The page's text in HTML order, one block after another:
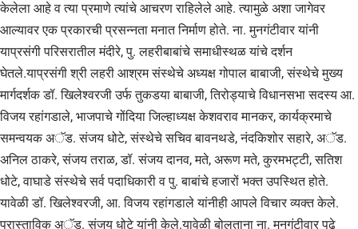
केलेला आहे व त्‍या प्रमाणे त्‍यांचे आचरण राहिलेले आहे. त्‍यामुळे अशा जागेवर
आल्‍यावर एक प्रकारची प्रसन्‍नता मनात निर्माण होते. ना. मुनगंटीवार यांनी
याप्रसंगी परिसरातील मंदीरे, पु. लहरीबाबांचे समाधीस्‍थळ यांचे दर्शन
घेतले.याप्रसंगी श्री लहरी आश्रम संस्‍थेचे अध्‍यक्ष गोपाल बाबाजी, संस्‍थेचे मुख्‍य
मार्गदर्शक डॉ. खिलेश्‍वरजी उर्फ तुकडया बाबाजी, तिरोड्याचे विधानसभा सदस्‍य आ.
विजय रहांगडाले, भाजपाचे गोंदिया जिल्‍हाध्‍यक्ष केशवराव मानकर, कार्यक्रमाचे
समन्‍वयक अॅड. संजय धोटे, संस्‍थेचे सचिव बावनथडे, नंदकिशोर सहारे, अॅड.
अनिल ठाकरे, संजय तराळ, डॉ. संजय दानव, मते, अरूण मते, कुरमभट्टी, सतिश
धोटे, वाघाडे संस्‍थेचे सर्व पदाधिकारी व पु. बाबांचे हजारों भक्‍त उपस्थित होते.
यावेळी डॉ. खिलेश्‍वरजी, आ. विजय रहांगडाले यांनीही आपले विचार व्‍यक्‍त केले.
प्रास्‍ताविक अॅड. संजय धोटे यांनी केले.यावेळी बोलताना ना. मुनगंटीवार पुढे